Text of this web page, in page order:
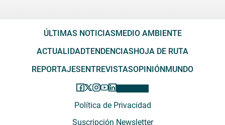
ÚLTIMAS NOTICIASMEDIO AMBIENTE
ACTUALIDADTENDENCIASHOJA DE RUTA
REPORTAJESENTREVISTASOPINIÓNMUNDO
Política de Privacidad
Suscripción Newsletter